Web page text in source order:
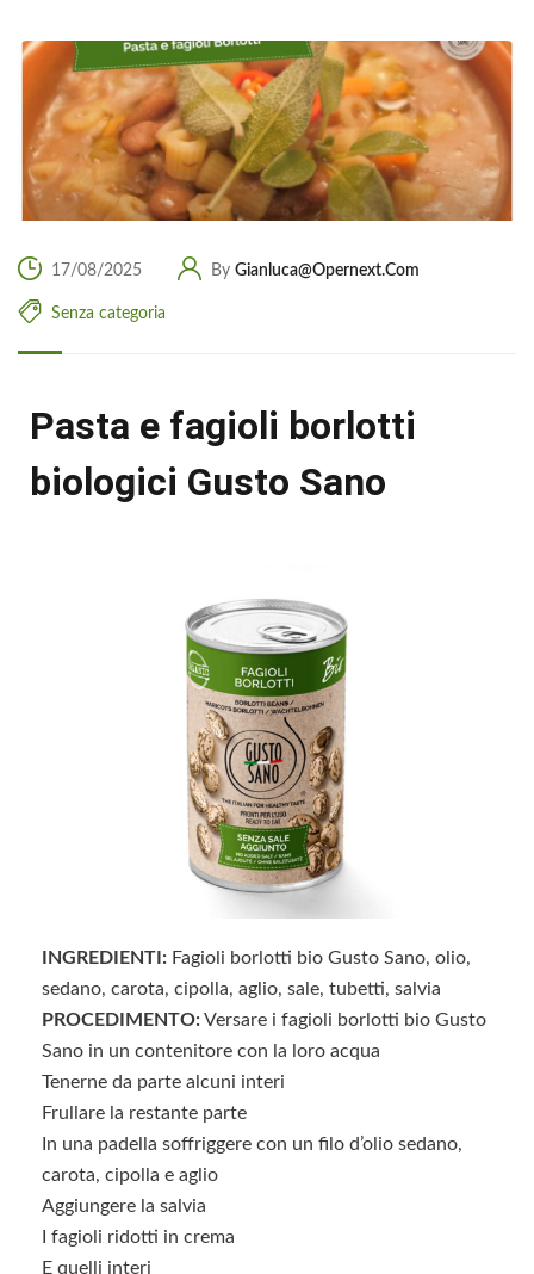
17/08/2025 By Gianluca@opernext.com
Senza categoria
Pasta e fagioli borlotti
biologici Gusto Sano
INGREDIENTI: Fagioli borlotti bio Gusto Sano, olio,
sedano, carota, cipolla, aglio, sale, tubetti, salvia
PROCEDIMENTO:Versare i fagioli borlotti bio Gusto
Sano in un contenitore con la loro acqua
Tenerne da parte alcuni interi
Frullare la restante parte
In una padella soffriggere con un filo d’olio sedano,
carota, cipolla e aglio
Aggiungere la salvia
I fagioli ridotti in crema
E quelli interi